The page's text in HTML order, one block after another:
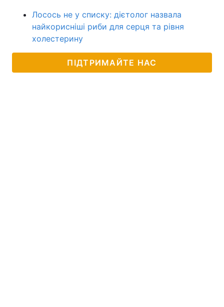
Лосось не у списку: дієтолог назвала
найкорисніші риби для серця та рівня
холестерину
ПІДТРИМАЙТЕ НАС